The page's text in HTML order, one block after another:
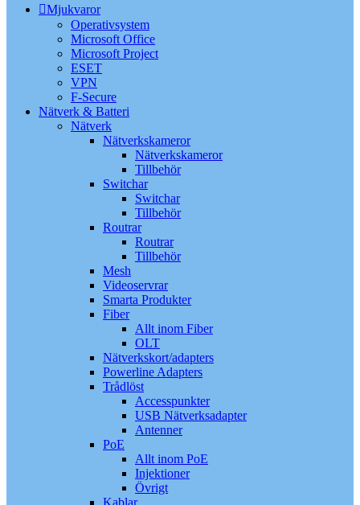
Mjukvaror
Operativsystem
Microsoft Office
Microsoft Project
ESET
VPN
F-Secure
Nätverk & Batteri
Nätverk
Nätverkskameror
Nätverkskameror
Tillbehör
Switchar
Switchar
Tillbehör
Routrar
Routrar
Tillbehör
Mesh
Videoservrar
Smarta Produkter
Fiber
Allt inom Fiber
OLT
Nätverkskort/adapters
Powerline Adapters
Trådlöst
Accesspunkter
USB Nätverksadapter
Antenner
PoE
Allt inom PoE
Injektioner
Övrigt
Kablar